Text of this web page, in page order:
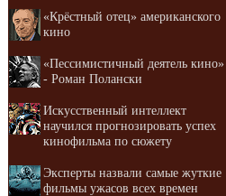
«Крёстный отец» американского
кино
«Пессимистичный деятель кино»
- Роман Полански
Искусственный интеллект
научился прогнозировать успех
кинофильма по сюжету
Эксперты назвали самые жуткие
фильмы ужасов всех времен